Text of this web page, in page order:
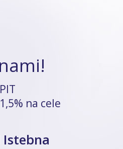
na cele
Istebna